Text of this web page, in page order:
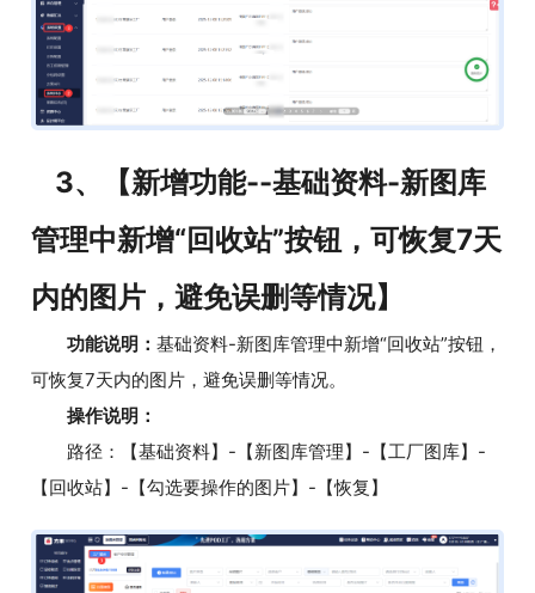
3、【新增功能--基础资料-新图库
管理中新增“回收站”按钮，可恢复7天
内的图片，避免误删等情况】
功能说明： 基础资料-新图库管理中新增“回收站”按钮，
可恢复7天内的图片，避免误删等情况。
操作说明：
路径：【基础资料】-【新图库管理】-【工厂图库】-
【回收站】-【勾选要操作的图片】-【恢复】